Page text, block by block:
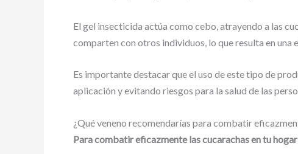
El gel insecticida actúa como cebo, atrayendo a las
comparten con otros individuos, lo que resulta en una
Es importante destacar que el uso de este tipo de
aplicación y evitando riesgos para la salud de las
¿Qué veneno recomendarías para combatir
Para combatir eficazmente las cucarachas en tu